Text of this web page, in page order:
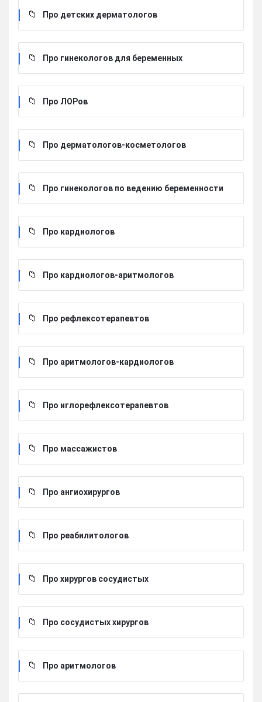
Про детских дерматологов
Про гинекологов для беременных
Про ЛОРов
Про дерматологов-косметологов
Про гинекологов по ведению беременности
Про кардиологов
Про кардиологов-аритмологов
Про рефлексотерапевтов
Про аритмологов-кардиологов
Про иглорефлексотерапевтов
Про массажистов
Про ангиохирургов
Про реабилитологов
Про хирургов сосудистых
Про сосудистых хирургов
Про аритмологов